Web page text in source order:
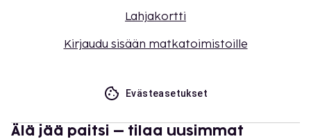
Lahjakortti
Kirjaudu sisään matkatoimistoille
Evästeasetukset
Älä jää paitsi – tilaa uusimmat